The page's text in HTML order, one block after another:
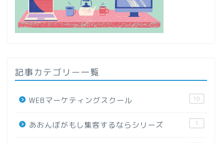
記事カテゴリー一覧
WEBマーケティングスクール 10
あおんぼがもし集客するならシリーズ 1